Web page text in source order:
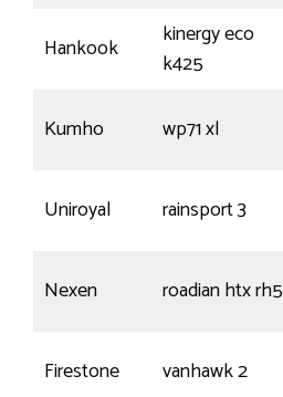
Hankook
kinergy eco
k425
Kumho wp71 xl
Uniroyal rainsport 3
Nexen roadian htx rh5
Firestone vanhawk 2